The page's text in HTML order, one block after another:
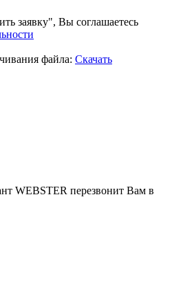
заявку", Вы соглашаетесь
файла: Скачать
WEBSTER перезвонит Вам в